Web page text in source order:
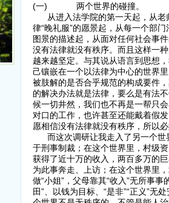
(一) 两个世界的碰撞。
从进入法学院的第一天起，从老
律“晚礼服”的愿景起，从每一个部
图景的描述起，从面对任何社会事
没有法律就没有秩序。而且这样一
越来越坚定。与其说从语言到思想
己镶嵌在一个以法律为中心的世界
被肢解的是否合乎规范的构成要件
的解决办法就是法律，要么是有法
候一切井然，我们也不再是一帮只
对口的工作，也许甚至还能戴着假
愿相信没有法律就没有秩序，所以
而这次调研让我走入了另一个世
于刑事制裁；在这个世界里，村级
获得了近十万的收入，两百多万的
为此事奔走、上访；在这个世界里
做“小姐”，父母靠其“收入”无所事
田”、以钱为目标、“是非”“正义”无